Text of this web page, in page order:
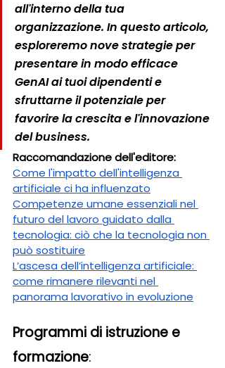
all'interno della tua
organizzazione. In questo articolo,
esploreremo nove strategie per
presentare in modo efficace
GenAI ai tuoi dipendenti e
sfruttarne il potenziale per
favorire la crescita e l'innovazione
del business.
Raccomandazione dell'editore:
Come l'impatto dell'intelligenza
artificiale ci ha influenzato
Competenze umane essenziali nel
futuro del lavoro guidato dalla
tecnologia: ciò che la tecnologia non
può sostituire
L’ascesa dell’intelligenza artificiale:
come rimanere rilevanti nel
panorama lavorativo in evoluzione
Programmi di istruzione e
formazione: